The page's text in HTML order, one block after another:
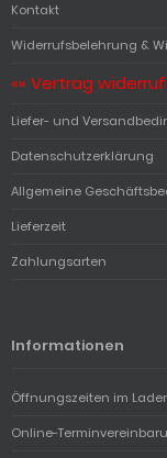
Kontakt
Widerrufsbelehrung &
«« Vertrag
Liefer- und
Datenschutzerklärung
Allgemeine
Lieferzeit
Zahlungsarten
Informationen
Öffnungszeiten im
Online-